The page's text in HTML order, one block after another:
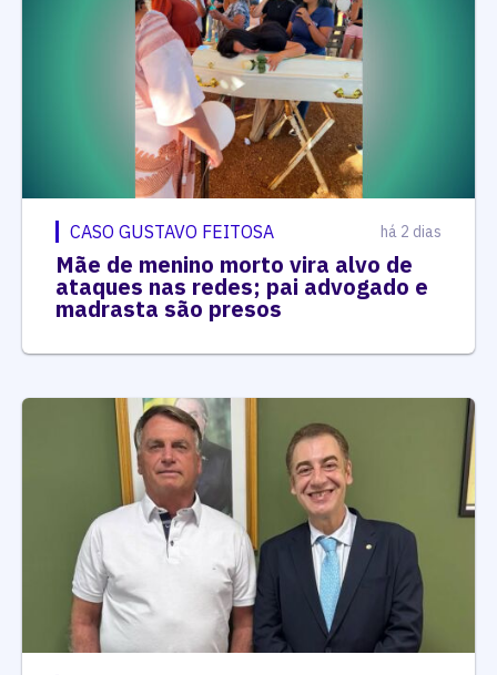
CASO GUSTAVO FEITOSA há 2 dias
Mãe de menino morto vira alvo de
ataques nas redes; pai advogado e
madrasta são presos